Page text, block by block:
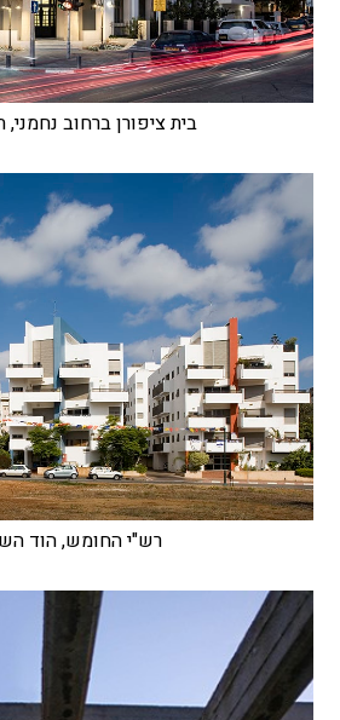
בית ציפורן ברחוב
רש"י החומש, הוד